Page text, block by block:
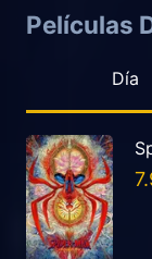
Películas
Día